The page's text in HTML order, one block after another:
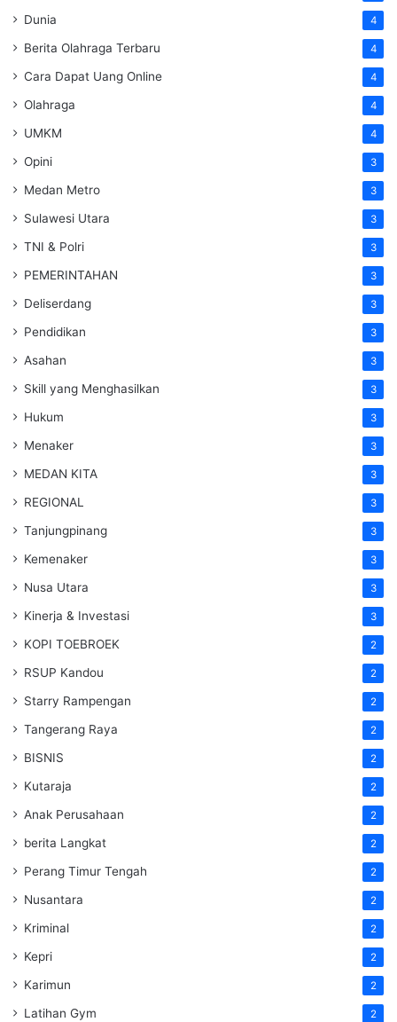
Dunia 4
Berita Olahraga Terbaru 4
Cara Dapat Uang Online 4
Olahraga 4
UMKM 4
Opini 3
Medan Metro 3
Sulawesi Utara 3
TNI & Polri 3
PEMERINTAHAN 3
Deliserdang 3
Pendidikan 3
Asahan 3
Skill yang Menghasilkan 3
Hukum 3
Menaker 3
MEDAN KITA 3
REGIONAL 3
Tanjungpinang 3
Kemenaker 3
Nusa Utara 3
Kinerja & Investasi 3
KOPI TOEBROEK 2
RSUP Kandou 2
Starry Rampengan 2
Tangerang Raya 2
BISNIS 2
Kutaraja 2
Anak Perusahaan 2
berita Langkat 2
Perang Timur Tengah 2
Nusantara 2
Kriminal 2
Kepri 2
Karimun 2
Latihan Gym 2